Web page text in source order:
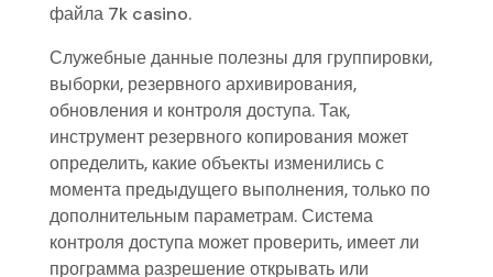
файла 7k casino.
Служебные данные полезны для группировки,
выборки, резервного архивирования,
обновления и контроля доступа. Так,
инструмент резервного копирования может
определить, какие объекты изменились с
момента предыдущего выполнения, только по
дополнительным параметрам. Система
контроля доступа может проверить, имеет ли
программа разрешение открывать или